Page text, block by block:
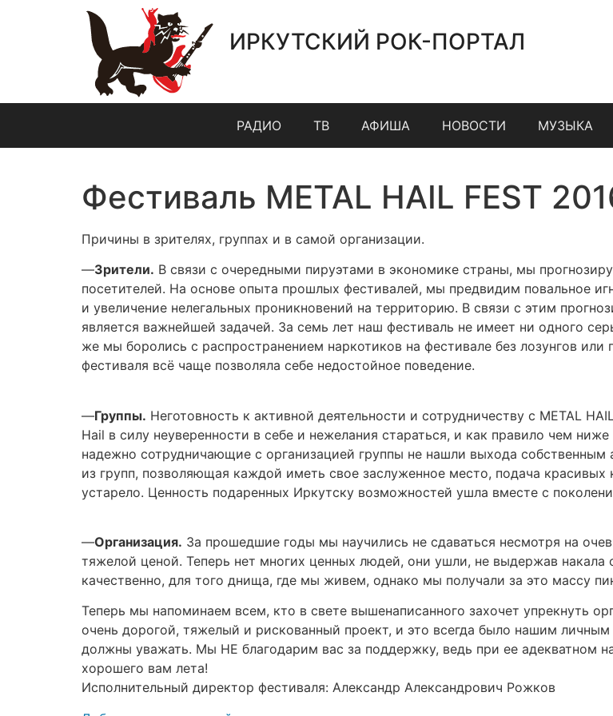
ИРКУТСКИЙ РОК-ПОРТАЛ
РАДИО ТВ АФИША НОВОСТИ МУЗЫКА
Фестиваль METAL HAIL FEST
Причины в зрителях, группах и в самой организации.
—Зрители. В связи с очередными пируэтами в экономике страны, мы
посетителей. На основе опыта прошлых фестивалей, мы предвидим повальное
и увеличение нелегальных проникновений на территорию. В связи с этим
является важнейшей задачей. За семь лет наш фестиваль не имеет ни одного
же мы боролись с распространением наркотиков на фестивале без лозунгов
фестиваля всё чаще позволяла себе недостойное поведение.
—Группы. Неготовность к активной деятельности и сотрудничеству с METAL
Hail в силу неуверенности в себе и нежелания стараться, и как правило чем
надежно сотрудничающие с организацией группы не нашли выхода
из групп, позволяющая каждой иметь свое заслуженное место, подача
устарело. Ценность подаренных Иркутску возможностей ушла вместе с
—Организация. За прошедшие годы мы научились не сдаваться несмотря на
тяжелой ценой. Теперь нет многих ценных людей, они ушли, не выдержав
качественно, для того днища, где мы живем, однако мы получали за это массу
Теперь мы напоминаем всем, кто в свете вышенаписанного захочет упрекнуть
очень дорогой, тяжелый и рискованный проект, и это всегда было нашим
должны уважать. Мы НЕ благодарим вас за поддержку, ведь при ее адекватном
хорошего вам лета!
Исполнительный директор фестиваля: Александр Александрович Рожков